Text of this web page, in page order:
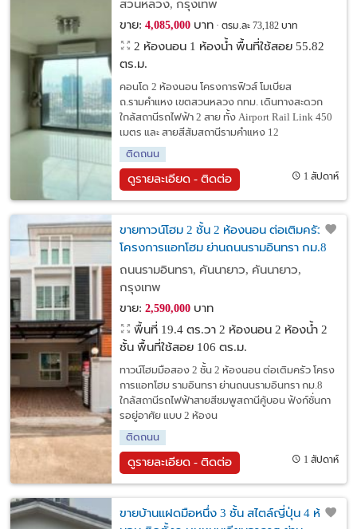
สวนหลวง, กรุงเทพ
ขาย: 4,085,000บาท ตรม.ละ 73,182 บาท
2 ห้องนอน 1 ห้องน้ำ พื้นที่ใช้สอย 55.82
ตร.ม.
คอนโด 2 ห้องนอน โครงการฟิวส์ โมเบียส
ถ.รามคำแหง เขตสวนหลวง กทม. เดินทางสะดวก
ใกล้สถานีรถไฟฟ้า 2 สาย ทั้ง Airport Rail Link 450
เมตร และ สายสีส้มสถานีรามคำแหง 12
ติดถนน
ดูรายละเอียด - ติดต่อ 1 สัปดาห์
ขายทาวน์โฮม 2 ชั้น 2 ห้องนอน ต่อเติมครัว
โครงการแอทโฮม ย่านถนนรามอินทรา กม.8
ใกล้สถานีรถไฟฟ้าสายสีชมพูสถานีคู้บอน
ถนนรามอินทรา, คันนายาว, คันนายาว,
กรุงเทพ
ขาย: 2,590,000บาท
พื้นที่ 19.4 ตร.วา 2 ห้องนอน 2 ห้องน้ำ 2
ชั้น พื้นที่ใช้สอย 106 ตร.ม.
ทาวน์โฮมมือสอง 2 ชั้น 2 ห้องนอน ต่อเติมครัว โครง
การแอทโฮม รามอินทรา ย่านถนนรามอินทรา กม.8
ใกล้สถานีรถไฟฟ้าสายสีชมพูสถานีคู้บอน ฟังก์ชั่นกา
รอยู่อาศัย แบบ 2 ห้องน
ติดถนน
ดูรายละเอียด - ติดต่อ 1 สัปดาห์
ขายบ้านแฝดมือหนึ่ง 3 ชั้น สไตล์ญี่ปุ่น 4 ห้อง